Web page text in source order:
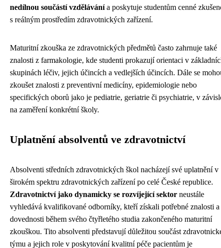
nedílnou součástí vzdělávánía poskytuje studentům cenné
s reálným prostředím zdravotnických zařízení.
Maturitní zkouška ze zdravotnických předmětů často zahrnuje také
znalosti z farmakologie, kde studenti prokazují orientaci v
skupinách léčiv, jejich účincích a vedlejších účincích. Dále se
zkoušet znalosti z preventivní medicíny, epidemiologie nebo
specifických oborů jako je pediatrie, geriatrie či psychiatrie, v
na zaměření konkrétní školy.
Uplatnění absolventů ve zdravotnictví
Absolventi středních zdravotnických škol nacházejí své uplatnění v
širokém spektru zdravotnických zařízení po celé České republice.
Zdravotnictví jako dynamicky se rozvíjející sektor neustále
vyhledává kvalifikované odborníky, kteří získali potřebné znalosti a
dovednosti během svého čtyřletého studia zakončeného maturitní
zkouškou. Tito absolventi představují důležitou součást
týmu a jejich role v poskytování kvalitní péče pacientům je